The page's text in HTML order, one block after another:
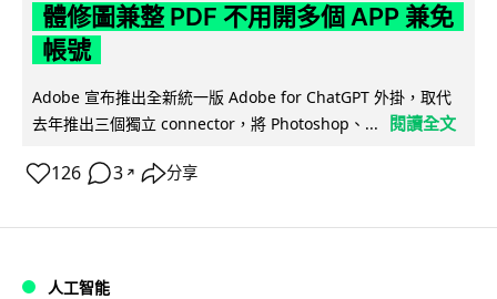
體修圖兼整 PDF 不用開多個 APP 兼免
帳號
Adobe 宣布推出全新統一版 Adobe for ChatGPT 外掛，取代
去年推出三個獨立 connector，將 Photoshop、...
閱讀全文
126 3 ↗ 分享
人工智能